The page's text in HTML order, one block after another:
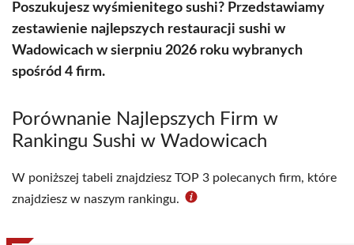
Poszukujesz wyśmienitego sushi? Przedstawiamy
zestawienie najlepszych restauracji sushi w
Wadowicach w sierpniu 2026 roku wybranych
spośród 4 firm.
Porównanie Najlepszych Firm w
Rankingu Sushi w Wadowicach
W poniższej tabeli znajdziesz TOP 3 polecanych firm, które
znajdziesz w naszym rankingu.